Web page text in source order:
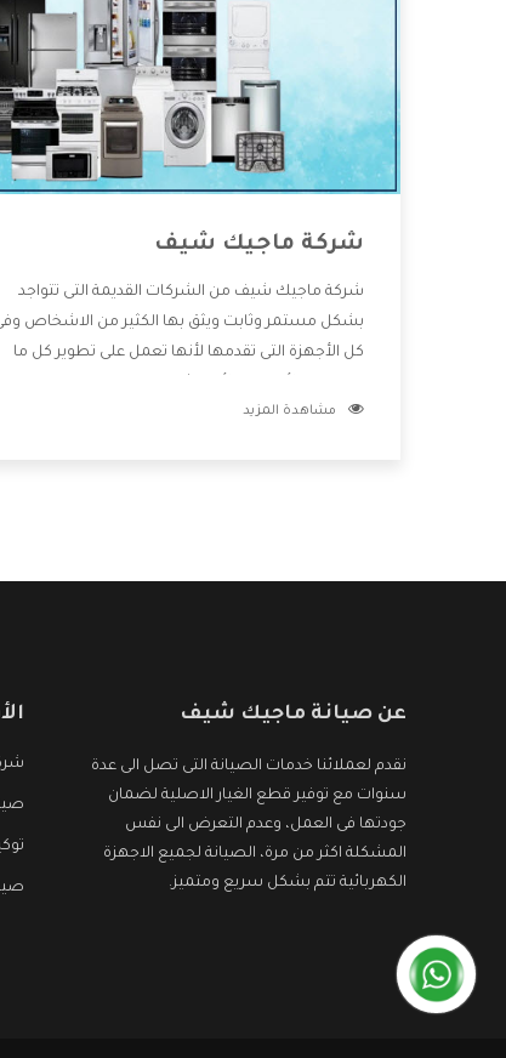
شركة ماجيك شيف
شركة ماجيك شيف من الشركات القديمة التى تتواجد
بشكل مستمر وثابت ويثق بها الكثير من الاشخاص
كل الأجهزة التى تقدمها لأنها تعمل على تطوير كل ما
أفضل خدمات ما بعد البيع مع المنتجات وتقدم للعملاء
مشاهدة المزيد
عن صيانة ماجيك شيف
نقدم لعملائنا خدمات الصيانة التى تصل الى عدة
سنوات مع توفير قطع الغيار الاصلية لضمان
جودتها فى العمل، وعدم التعرض الى نفس
المشكلة اكثر من مرة، الصيانة لجميع الاجهزة
الكهربائية تتم بشكل سريع ومتميز.